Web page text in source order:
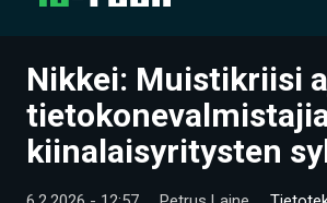
UUTISET
ARTIKKELIT
VIDEOT
Nikkei: Muistikriisi
kiinalaisyritysten